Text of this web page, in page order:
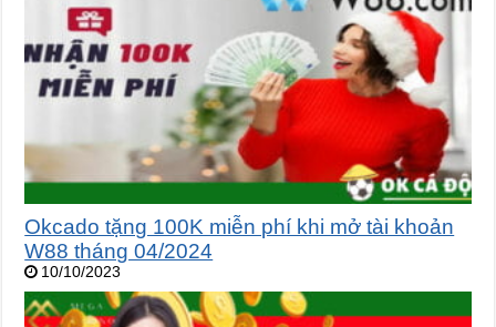
Okcado tặng 100K miễn phí khi mở tài khoản
W88 tháng 04/2024
10/10/2023